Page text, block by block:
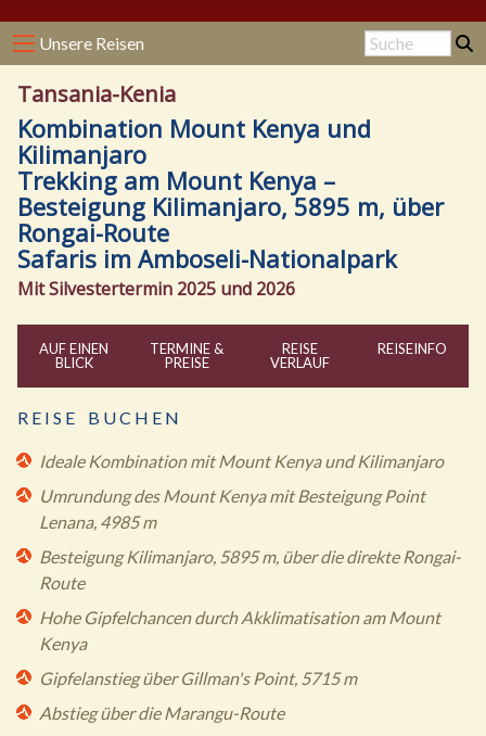
Unsere Reisen
Tansania-Kenia
Kombination Mount Kenya und
Kilimanjaro
Trekking am Mount Kenya –
Besteigung Kilimanjaro, 5895 m, über
Rongai-Route
Safaris im Amboseli-Nationalpark
Mit Silvestertermin 2025 und 2026
AUF EINEN
BLICK
TERMINE &
PREISE
REISE
VERLAUF
REISEINFO
R E I S E B U C H E N
Ideale Kombination mit Mount Kenya und Kilimanjaro
Umrundung des Mount Kenya mit Besteigung Point
Lenana, 4985 m
Besteigung Kilimanjaro, 5895 m, über die direkte Rongai-
Route
Hohe Gipfelchancen durch Akklimatisation am Mount
Kenya
Gipfelanstieg über Gillman's Point, 5715 m
Abstieg über die Marangu-Route